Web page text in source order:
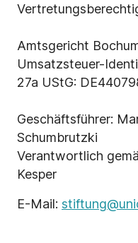
Amtsgericht
Umsatzsteuer-
27a UStG:
​Geschäftsführer:
Schumbrutzki
Verantwortlich
Kesper
E-Mail: